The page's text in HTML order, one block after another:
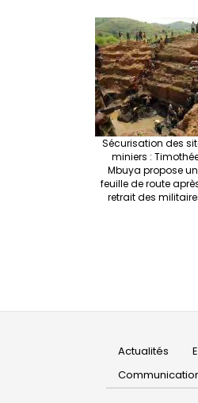
Sécurisation des
miniers :
Mbuya propose
feuille de route
retrait des
Main
Actualités